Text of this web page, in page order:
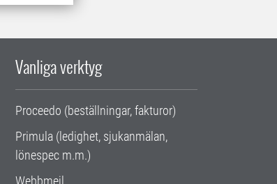
Vanliga verktyg
Proceedo (beställningar, fakturor)
Primula (ledighet, sjukanmälan,
lönespec m.m.)
Webbmejl